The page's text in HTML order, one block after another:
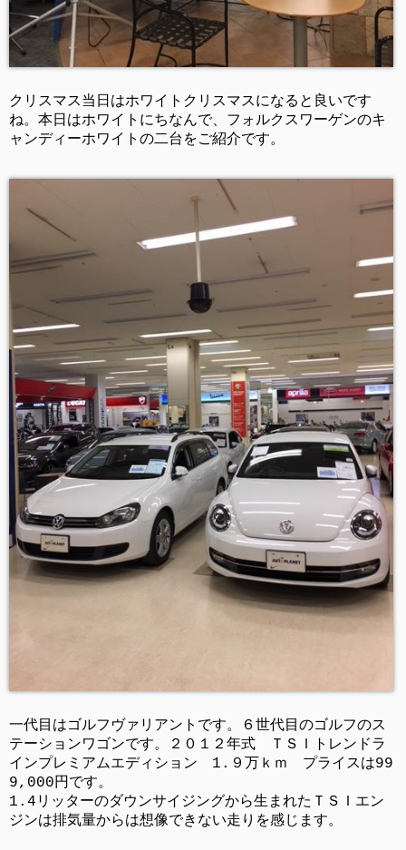
クリスマス当日はホワイトクリスマスになると良いです
ね。本日はホワイトにちなんで、フォルクスワーゲンのキ
ャンディーホワイトの二台をご紹介です。
一代目はゴルフヴァリアントです。６世代目のゴルフのス
テーションワゴンです。２０１２年式 ＴＳＩトレンドラ
インプレミアムエディション 1.９万ｋｍ プライスは99
9,000円です。
1.4リッターのダウンサイジングから生まれたＴＳＩエン
ジンは排気量からは想像できない走りを感じます。